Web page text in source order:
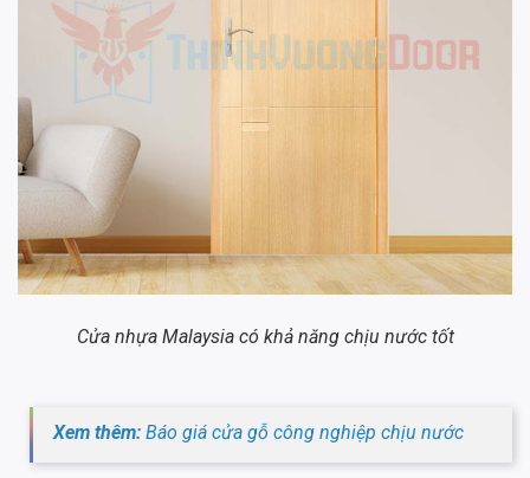
Cửa nhựa Malaysia có khả năng chịu nước tốt
Xem thêm: Báo giá cửa gỗ công nghiệp chịu nước